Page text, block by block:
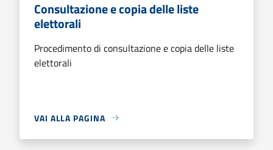
Consultazione e copia delle liste
elettorali
Procedimento di consultazione e copia delle liste
elettorali
VAI ALLA PAGINA